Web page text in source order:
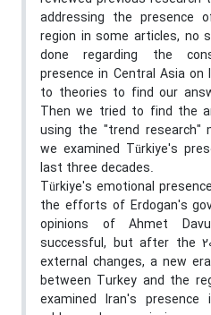
addressing the presence
region in some articles, no
done regarding the
presence in Central Asia
to theories to find our
Then we tried to find the
using the "trend research"
we examined Türkiye's
last three decades.
Türkiye's emotional
the efforts of Erdogan's
opinions of Ahmet
successful, but after the
external changes, a new
between Turkey and the
examined Iran's